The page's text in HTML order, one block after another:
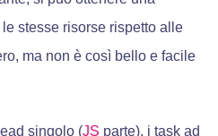
stesse risorse rispetto alle
ma non è così bello e facile
singolo (JS parte), i task ad